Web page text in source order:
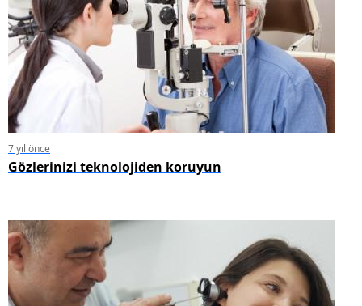
7 yıl önce
Gözlerinizi teknolojiden koruyun